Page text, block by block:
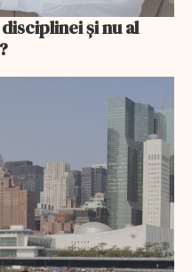
și nu al